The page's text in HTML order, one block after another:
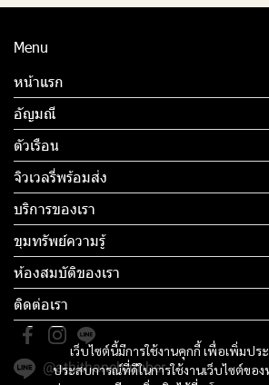
เว็บไซต์นี้มีการใช้งานคุกกี้ เพื่อเพิ่มป
ประสบการณ์ที่ดีในการใช้งานเว็บไซต์ขอ
Menu
หน้าแรก
อัญมณี
ตัวเรือน
จิวเวลรี่พร้อมส่ง
บริการของเรา
ขุมทรัพย์ความรู้
ห้องสมบัติของเรา
ติดต่อเรา
@athithanchamber